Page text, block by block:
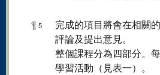
¶ 5
完成的項目將會在相關
評論及提出意見。
整個課程分為四部分。
學習活動（見表一）。